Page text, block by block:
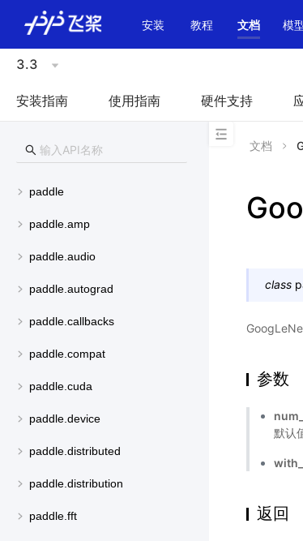
安装 教程 文档 模
3.3
安装指南 使用指南 硬件支持
paddle
paddle.amp
paddle.audio
paddle.autograd
paddle.callbacks
paddle.compat
paddle.cuda
paddle.device
paddle.distributed
paddle.distribution
paddle.fft
文档
class
参数
默认
返回